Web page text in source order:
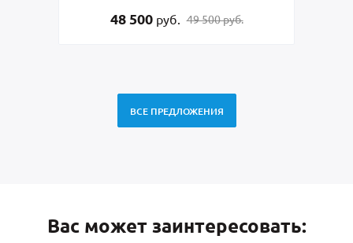
48 500 руб. 49 500 руб.
ВСЕ ПРЕДЛОЖЕНИЯ
Вас может заинтересовать: